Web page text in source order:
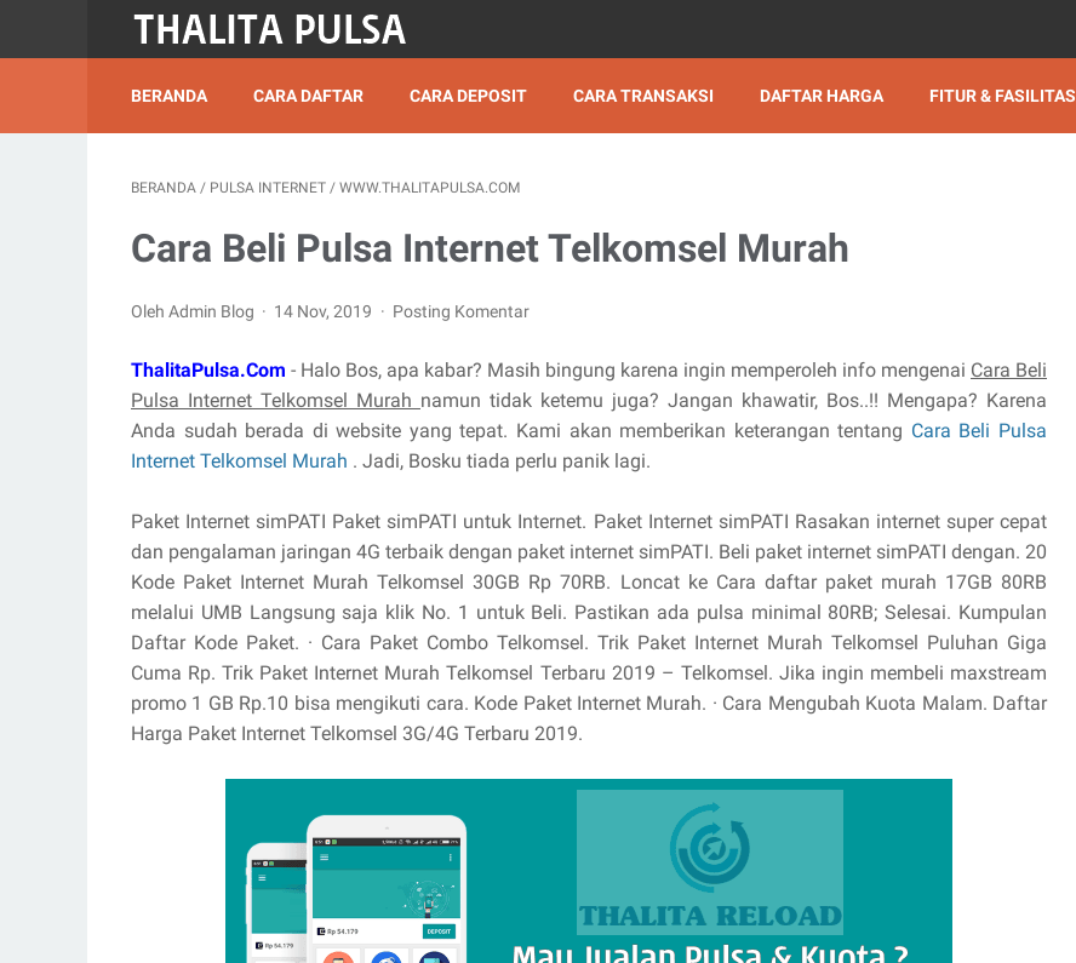
BERANDA CARA DAFTAR CARA DEPOSIT CARA TRANSAKSI DAFTAR HARGA FITUR & FASILITAS
BERANDA / PULSA INTERNET / WWW.THALITAPULSA.COM
Cara Beli Pulsa Internet Telkomsel Murah
Oleh Admin Blog 14 Nov, 2019 Posting Komentar
ThalitaPulsa.Com - Halo Bos, apa kabar? Masih bingung karena ingin memperoleh info mengenai Cara Beli
Pulsa Internet Telkomsel Murah namun tidak ketemu juga? Jangan khawatir, Bos..!! Mengapa? Karena
Anda sudah berada di website yang tepat. Kami akan memberikan keterangan tentang Cara Beli Pulsa
Internet Telkomsel Murah . Jadi, Bosku tiada perlu panik lagi.
Paket Internet simPATI Paket simPATI untuk Internet. Paket Internet simPATI Rasakan internet super cepat
dan pengalaman jaringan 4G terbaik dengan paket internet simPATI. Beli paket internet simPATI dengan. 20
Kode Paket Internet Murah Telkomsel 30GB Rp 70RB. Loncat ke Cara daftar paket murah 17GB 80RB
melalui UMB Langsung saja klik No. 1 untuk Beli. Pastikan ada pulsa minimal 80RB; Selesai. ‎Kumpulan
Daftar Kode Paket. · ‎Cara Paket Combo Telkomsel. Trik Paket Internet Murah Telkomsel Puluhan Giga
Cuma Rp. Trik Paket Internet Murah Telkomsel Terbaru 2019 – Telkomsel. Jika ingin membeli maxstream
promo 1 GB Rp.10 bisa mengikuti cara. ‎Kode Paket Internet Murah. · ‎Cara Mengubah Kuota Malam. Daftar
Harga Paket Internet Telkomsel 3G/4G Terbaru 2019.